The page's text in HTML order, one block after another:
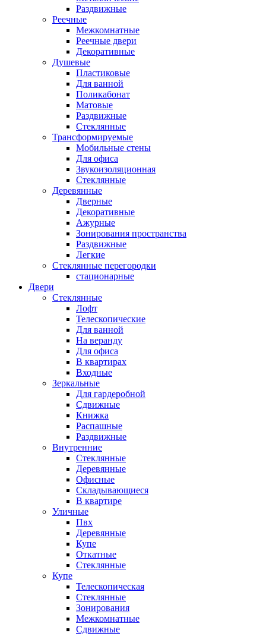
Раздвижные
Реечные
Межкомнатные
Реечные двери
Декоративные
Душевые
Пластиковые
Для ванной
Поликабонат
Матовые
Раздвижные
Стеклянные
Трансформируемые
Мобильные стены
Для офиса
Звукоизоляционная
Стеклянные
Деревянные
Дверные
Декоративные
Ажурные
Зонирования пространства
Раздвижные
Легкие
Стеклянные перегородки
стационарные
Двери
Стеклянные
Лофт
Телескопические
Для ванной
На веранду
Для офиса
В квартирах
Входные
Зеркальные
Для гардеробной
Сдвижные
Книжка
Распашные
Раздвижные
Внутренние
Стеклянные
Деревянные
Офисные
Складывающиеся
В квартире
Уличные
Пвх
Деревянные
Купе
Откатные
Стеклянные
Купе
Телескопическая
Стеклянные
Зонирования
Межкомнатные
Сдвижные